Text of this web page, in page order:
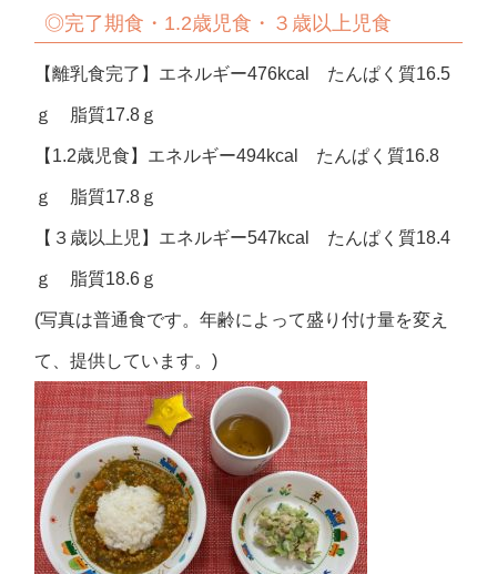
◎完了期食・1.2歳児食・３歳以上児食
【離乳食完了】エネルギー476kcal たんぱく質16.5
ｇ 脂質17.8ｇ
【1.2歳児食】エネルギー494kcal たんぱく質16.8
ｇ 脂質17.8ｇ
【３歳以上児】エネルギー547kcal たんぱく質18.4
ｇ 脂質18.6ｇ
(写真は普通食です。年齢によって盛り付け量を変え
て、提供しています。)